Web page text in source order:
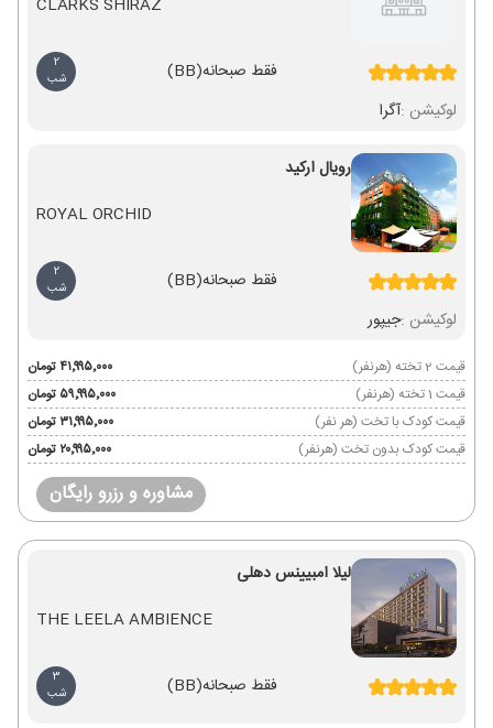
CLARKS SHIRAZ
فقط صبحانه(BB)
2
شب
لوکیشن :آگرا
رویال ارکید
ROYAL ORCHID
فقط صبحانه(BB)
2
شب
لوکیشن :جیپور
قیمت 2 تخته (هرنفر)
۴۱٬۹۹۵٬۰۰۰ تومان
قیمت 1 تخته (هرنفر)
۵۹٬۹۹۵٬۰۰۰ تومان
قیمت کودک با تخت (هر نفر)
۳۱٬۹۹۵٬۰۰۰ تومان
قیمت کودک بدون تخت (هرنفر)
۲۰٬۹۹۵٬۰۰۰ تومان
مشاوره و رزرو رایگان
لیلا امبیینس دهلی
THE LEELA AMBIENCE
فقط صبحانه(BB)
3
شب